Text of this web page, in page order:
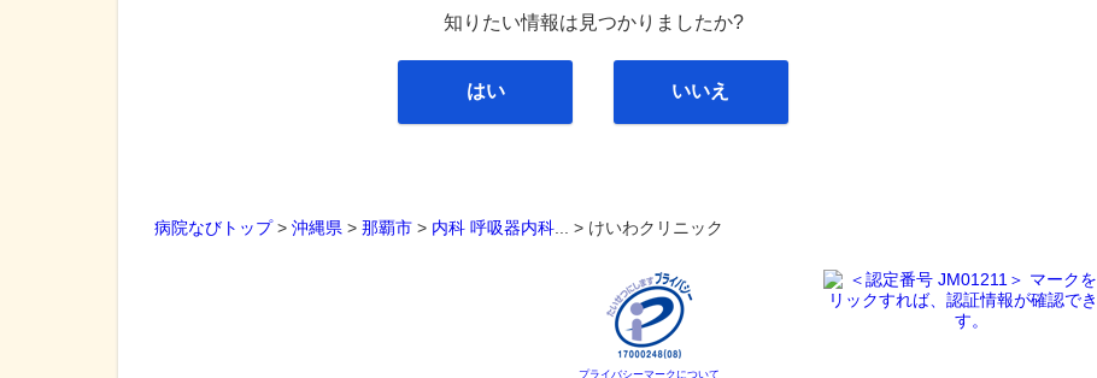
知りたい情報は見つかりましたか?
はい いいえ
病院なびトップ> 沖縄県 > 那覇市 > 内科 呼吸器内科... > けいわクリニック
プライバシーマークについて